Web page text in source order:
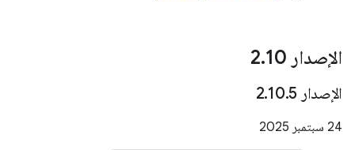
الإصدار 2 .10
الإصدار 2 .10.5
‫24 سبتمبر 2025